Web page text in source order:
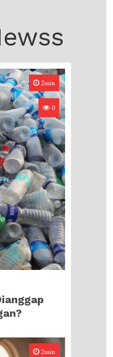
2min
0
2min